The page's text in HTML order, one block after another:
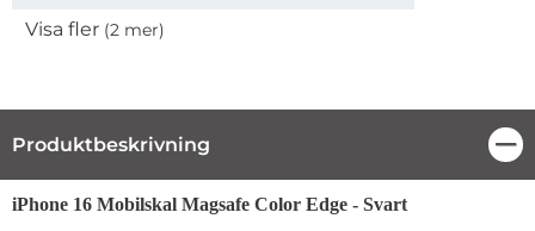
Visa fler (2 mer)
Produktbeskrivning
Produktbeskrivning
iPhone 16 Mobilskal Magsafe Color Edge - Svart